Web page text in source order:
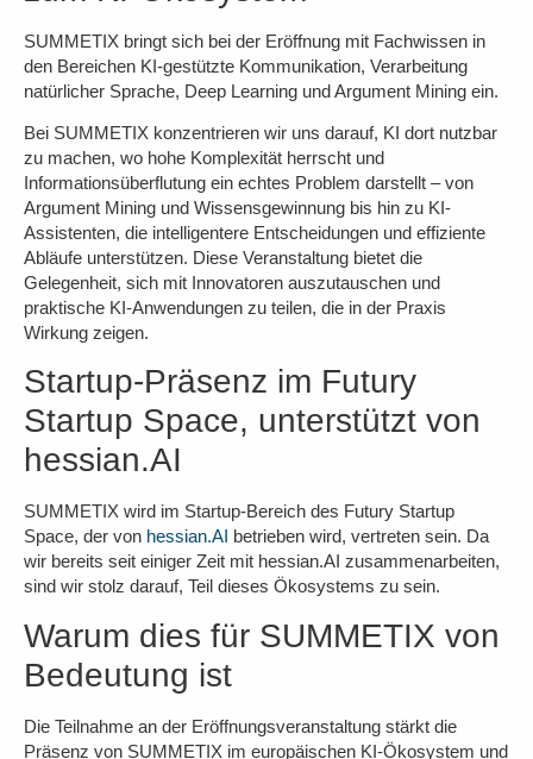
SUMMETIX bringt sich bei der Eröffnung mit Fachwissen in
den Bereichen KI-gestützte Kommunikation, Verarbeitung
natürlicher Sprache, Deep Learning und Argument Mining ein.
Bei SUMMETIX konzentrieren wir uns darauf, KI dort nutzbar
zu machen, wo hohe Komplexität herrscht und
Informationsüberflutung ein echtes Problem darstellt –von
Argument Mining und Wissensgewinnung bis hin zu KI-
Assistenten, die intelligentere Entscheidungen und effiziente
Abläufe unterstützen. Diese Veranstaltung bietet die
Gelegenheit, sich mit Innovatoren auszutauschen und
praktische KI-Anwendungen zu teilen, die in der Praxis
Wirkung zeigen.
Startup-Präsenz im Futury
Startup Space, unterstützt von
hessian.AI
SUMMETIX wird im Startup-Bereich des Futury Startup
Space, der von hessian.AI betrieben wird, vertreten sein. Da
wir bereits seit einiger Zeit mit hessian.AI zusammenarbeiten,
sind wir stolz darauf, Teil dieses Ökosystems zu sein.
Warum dies für SUMMETIX von
Bedeutung ist
Die Teilnahme an der Eröffnungsveranstaltung stärkt die
Präsenz von SUMMETIX im europäischen KI-Ökosystem und